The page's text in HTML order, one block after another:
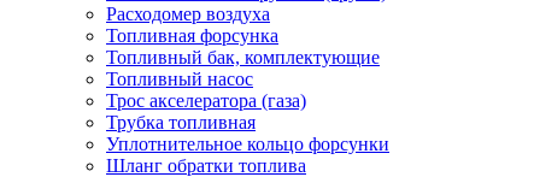
Расходомер воздуха
Топливная форсунка
Топливный бак, комплектующие
Топливный насос
Трос акселератора (газа)
Трубка топливная
Уплотнительное кольцо форсунки
Шланг обратки топлива